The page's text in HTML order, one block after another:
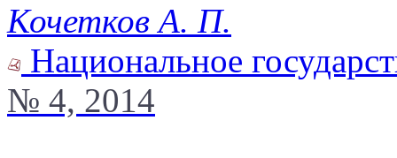
Кочетков А. П.
Национальное
№ 4, 2014